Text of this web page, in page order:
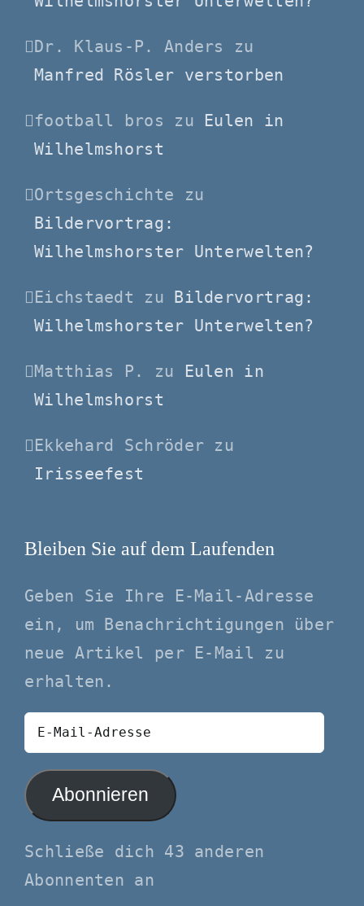
Dr. Klaus-P. Anders
zu
Manfred Rösler verstorben
football bros zu Eulen in
Wilhelmshorst
Ortsgeschichte zu
Bildervortrag:
Wilhelmshorster Unterwelten?
Eichstaedt zu Bildervortrag:
Wilhelmshorster Unterwelten?
Matthias P. zu
Eulen in
Wilhelmshorst
Ekkehard Schröder zu
Irisseefest
Bleiben Sie auf dem Laufenden
Geben Sie Ihre E-Mail-Adresse
ein, um Benachrichtigungen über
neue Artikel per E-Mail zu
erhalten.
E-
Mail-
Adresse
Abonnieren
Schließe dich 43 anderen
Abonnenten an